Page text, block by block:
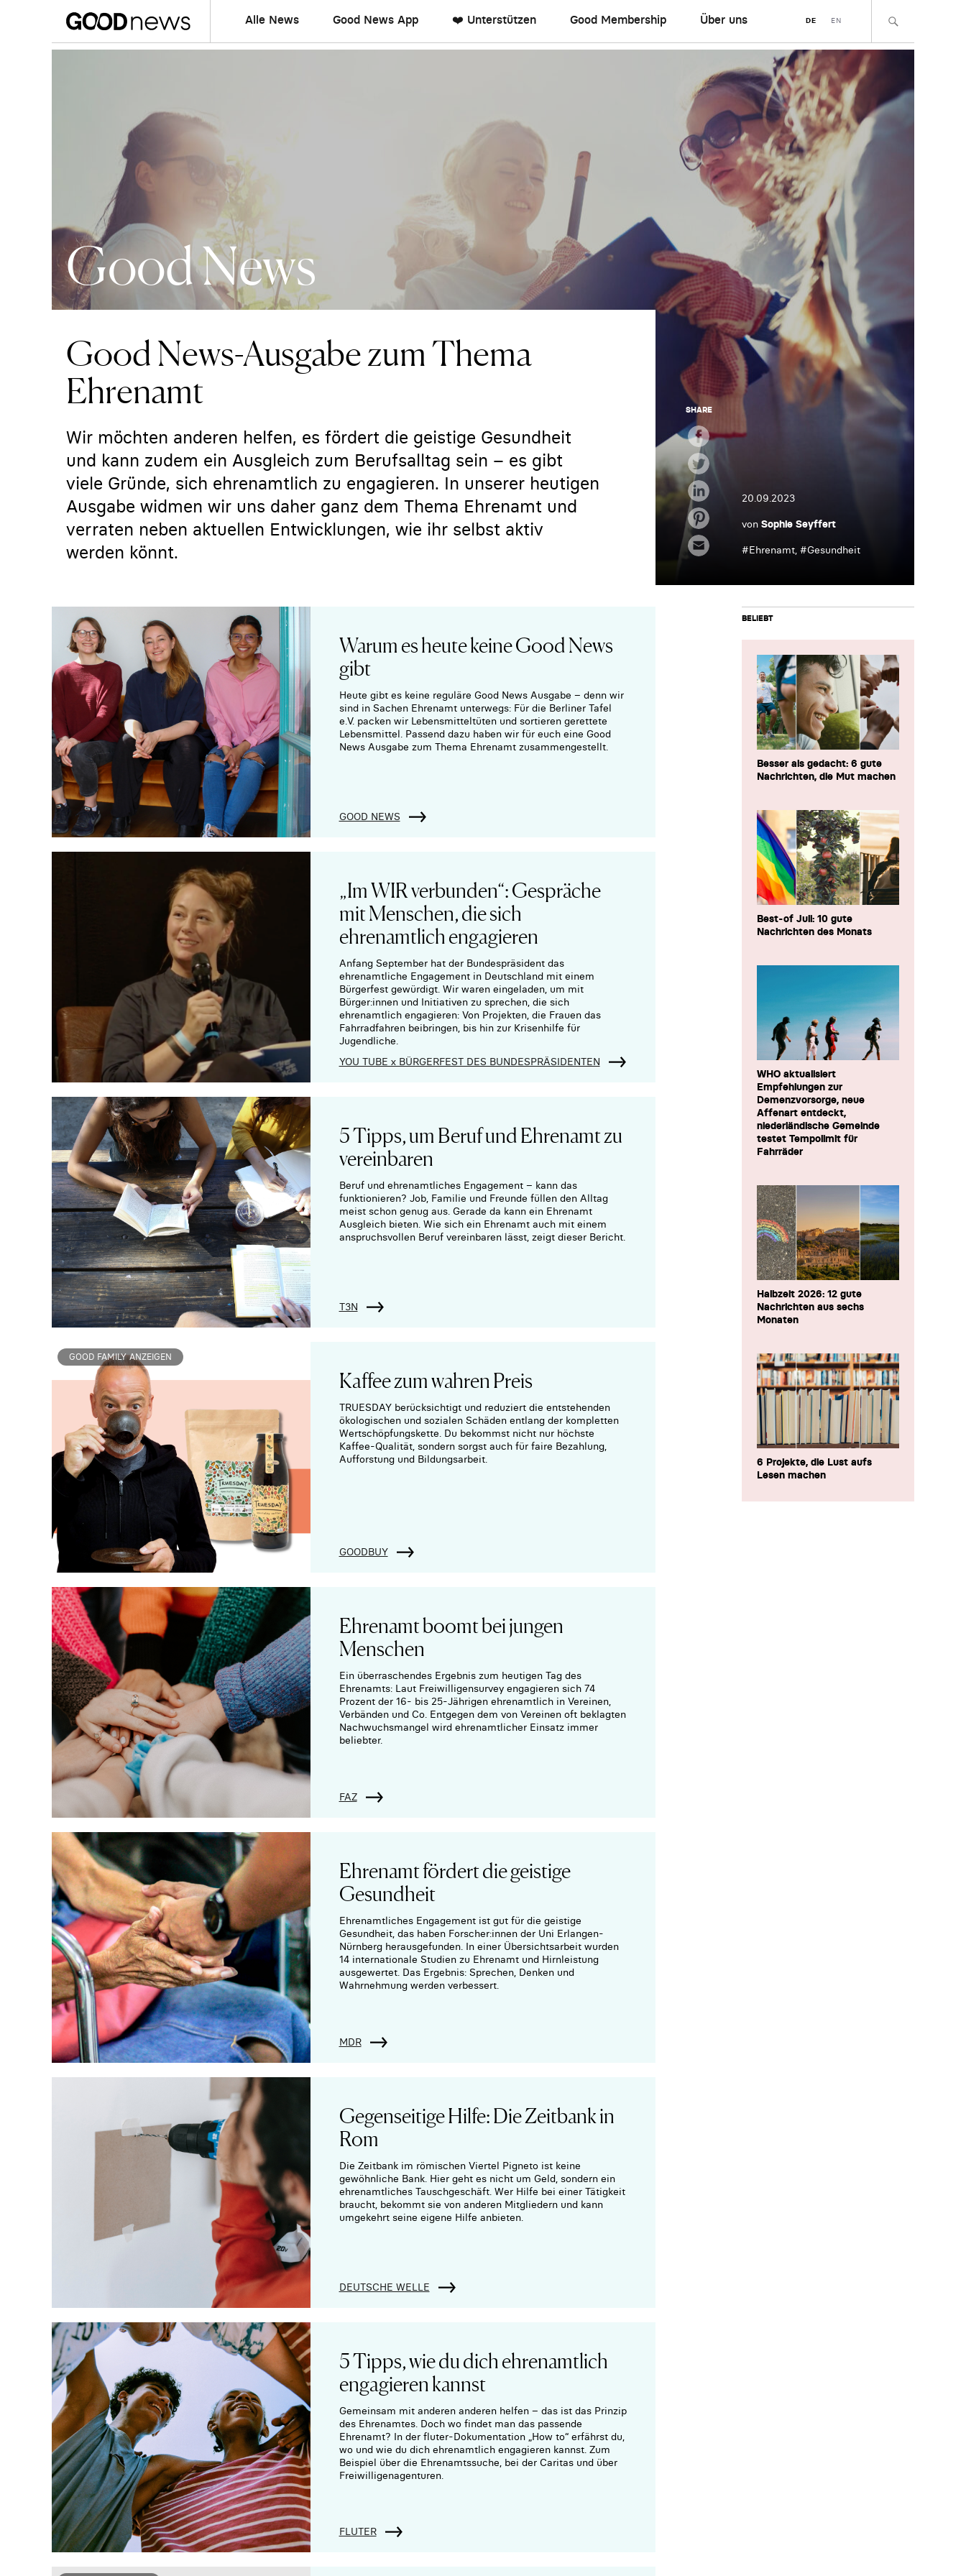
Alle News Good News App ❤️ Unterstützen Good Membership Über uns DE EN
Good News
Good News-Ausgabe zum Thema
Ehrenamt
Wir möchten anderen helfen, es fördert die geistige Gesundheit
und kann zudem ein Ausgleich zum Berufsalltag sein – es gibt
viele Gründe, sich ehrenamtlich zu engagieren. In unserer heutigen
Ausgabe widmen wir uns daher ganz dem Thema Ehrenamt und
verraten neben aktuellen Entwicklungen, wie ihr selbst aktiv
werden könnt.
SHARE
20.09.2023
von Sophie Seyffert
#Ehrenamt, #Gesundheit
Warum es heute keine Good News
gibt
Heute gibt es keine reguläre Good News Ausgabe – denn wir
sind in Sachen Ehrenamt unterwegs: Für die Berliner Tafel
e.V. packen wir Lebensmitteltüten und sortieren gerettete
Lebensmittel. Passend dazu haben wir für euch eine Good
News Ausgabe zum Thema Ehrenamt zusammengestellt.
GOOD NEWS
„Im WIR verbunden“: Gespräche
mit Menschen, die sich
ehrenamtlich engagieren
Anfang September hat der Bundespräsident das
ehrenamtliche Engagement in Deutschland mit einem
Bürgerfest gewürdigt. Wir waren eingeladen, um mit
Bürger:innen und Initiativen zu sprechen, die sich
ehrenamtlich engagieren: Von Projekten, die Frauen das
Fahrradfahren beibringen, bis hin zur Krisenhilfe für
Jugendliche.
YOU TUBE x BÜRGERFEST DES BUNDESPRÄSIDENTEN
5 Tipps, um Beruf und Ehrenamt zu
vereinbaren
Beruf und ehrenamtliches Engagement – kann das
funktionieren? Job, Familie und Freunde füllen den Alltag
meist schon genug aus. Gerade da kann ein Ehrenamt
Ausgleich bieten. Wie sich ein Ehrenamt auch mit einem
anspruchsvollen Beruf vereinbaren lässt, zeigt dieser Bericht.
T3N
GOOD FAMILY ANZEIGEN
Kaffee zum wahren Preis
TRUESDAY berücksichtigt und reduziert die entstehenden
ökologischen und sozialen Schäden entlang der kompletten
Wertschöpfungskette. Du bekommst nicht nur höchste
Kaffee-Qualität, sondern sorgst auch für faire Bezahlung,
Aufforstung und Bildungsarbeit.
GOODBUY
Ehrenamt boomt bei jungen
Menschen
Ein überraschendes Ergebnis zum heutigen Tag des
Ehrenamts: Laut Freiwilligensurvey engagieren sich 74
Prozent der 16- bis 25-Jährigen ehrenamtlich in Vereinen,
Verbänden und Co. Entgegen dem von Vereinen oft beklagten
Nachwuchsmangel wird ehrenamtlicher Einsatz immer
beliebter.
FAZ
Ehrenamt fördert die geistige
Gesundheit
Ehrenamtliches Engagement ist gut für die geistige
Gesundheit, das haben Forscher:innen der Uni Erlangen-
Nürnberg herausgefunden. In einer Übersichtsarbeit wurden
14 internationale Studien zu Ehrenamt und Hirnleistung
ausgewertet. Das Ergebnis: Sprechen, Denken und
Wahrnehmung werden verbessert.
MDR
Gegenseitige Hilfe: Die Zeitbank in
Rom
Die Zeitbank im römischen Viertel Pigneto ist keine
gewöhnliche Bank. Hier geht es nicht um Geld, sondern ein
ehrenamtliches Tauschgeschäft. Wer Hilfe bei einer Tätigkeit
braucht, bekommt sie von anderen Mitgliedern und kann
umgekehrt seine eigene Hilfe anbieten.
DEUTSCHE WELLE
5 Tipps, wie du dich ehrenamtlich
engagieren kannst
Gemeinsam mit anderen anderen helfen – das ist das Prinzip
des Ehrenamtes. Doch wo findet man das passende
Ehrenamt? In der fluter-Dokumentation „How to“ erfährst du,
wo und wie du dich ehrenamtlich engagieren kannst. Zum
Beispiel über die Ehrenamtssuche, bei der Caritas und über
Freiwilligenagenturen.
FLUTER
BELIEBT
Besser als gedacht: 6 gute
Nachrichten, die Mut machen
Best-of Juli: 10 gute
Nachrichten des Monats
WHO aktualisiert
Empfehlungen zur
Demenzvorsorge, neue
Affenart entdeckt,
niederländische Gemeinde
testet Tempolimit für
Fahrräder
Halbzeit 2026: 12 gute
Nachrichten aus sechs
Monaten
6 Projekte, die Lust aufs
Lesen machen